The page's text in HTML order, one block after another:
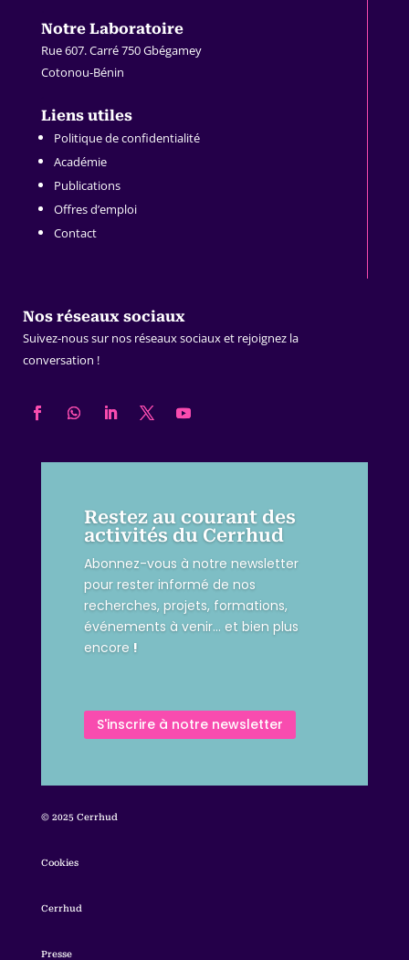
Notre Laboratoire
Rue 607. Carré 750 Gbégamey
Cotonou-Bénin
Liens utiles
Politique de confidentialité
Académie
Publications
Offres d’emploi
Contact
Nos réseaux sociaux
Suivez-nous sur nos réseaux sociaux et rejoignez la
conversation !
Restez au courant des
activités du Cerrhud
Abonnez-vous à notre newsletter
pour rester informé de nos
recherches, projets, formations,
événements à venir… et bien plus
encore !
S'inscrire à notre newsletter
© 2025 Cerrhud
Cookies
Cerrhud
Presse